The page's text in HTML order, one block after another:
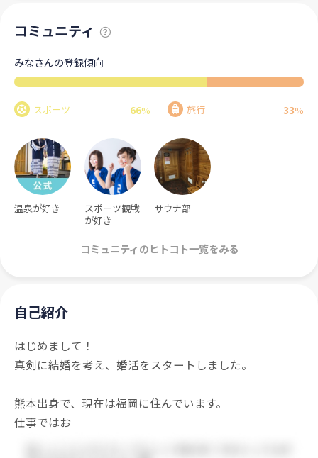
コミュニティ
みなさんの登録傾向
スポーツ 66% 旅行 33%
温泉が好き
スポーツ観戦
が好き
サウナ部
コミュニティのヒトコト一覧をみる
自己紹介
はじめまして！
真剣に結婚を考え、婚活をスタートしました。
熊本出身で、現在は福岡に住んでいます。
仕事ではお